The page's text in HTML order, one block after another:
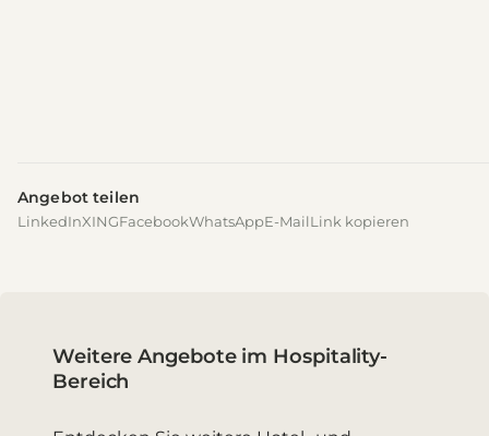
Angebot teilen
LinkedInXINGFacebookWhatsAppE-MailLink kopieren
Weitere Angebote im Hospitality-
Bereich